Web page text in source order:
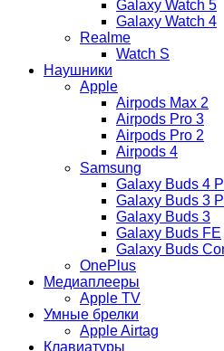
Galaxy Watch 5
Galaxy Watch 4
Realme
Watch S
Наушники
Apple
Airpods Max 2
Airpods Pro 3
Airpods Pro 2
Airpods 4
Samsung
Galaxy Buds 4
Galaxy Buds 3
Galaxy Buds 3
Galaxy Buds FE
Galaxy Buds
OnePlus
Медиаплееры
Apple TV
Умные брелки
Apple Airtag
Клавиатуры